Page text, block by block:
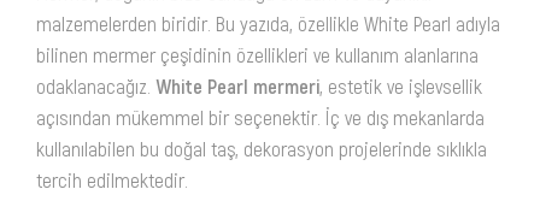
malzemelerden biridir. Bu yazıda, özellikle White Pearl adıyla
bilinen mermer çeşidinin özellikleri ve kullanım alanlarına
odaklanacağız. White Pearl mermeri, estetik ve işlevsellik
açısından mükemmel bir seçenektir. İç ve dış mekanlarda
kullanılabilen bu doğal taş, dekorasyon projelerinde sıklıkla
tercih edilmektedir.